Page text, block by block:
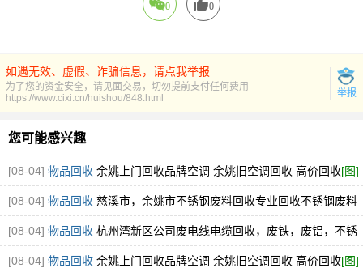
0 0
如遇无效、虚假、诈骗信息，请点我举报
为了您的资金安全，请见面交易，切勿提前支付任何费用
举报
https://www.cixi.cn/huishou/848.html
您可能感兴趣
[08-04] 物品回收 余姚上门回收品牌空调 余姚旧空调回收 高价回收[图]
[08-04] 物品回收 慈溪市，余姚市不锈钢废料回收专业回收不锈钢废料
304.316厂家直接收购[图]
[08-04] 物品回收 杭州湾新区公司废电线电缆回收，废铁，废铝，不锈
钢回收[图]
[08-04] 物品回收 余姚上门回收品牌空调 余姚旧空调回收 高价回收[图]